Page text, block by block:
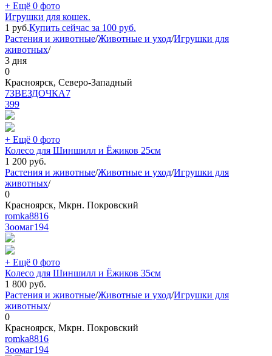
+ Ещё 0 фото
Игрушки для кошек.
1 руб.Купить сейчас за 100 руб.
Растения и животные/Животные и уход/Игрушки для
животных/
3 дня
0
Красноярск, Северо-Западный
7ЗВЕЗДОЧКА7
399
+ Ещё 0 фото
Колесо для Шиншилл и Ёжиков 25см
1 200 руб.
Растения и животные/Животные и уход/Игрушки для
животных/
0
Красноярск, Мкрн. Покровский
romka8816
Зоомаг194
+ Ещё 0 фото
Колесо для Шиншилл и Ёжиков 35см
1 800 руб.
Растения и животные/Животные и уход/Игрушки для
животных/
0
Красноярск, Мкрн. Покровский
romka8816
Зоомаг194